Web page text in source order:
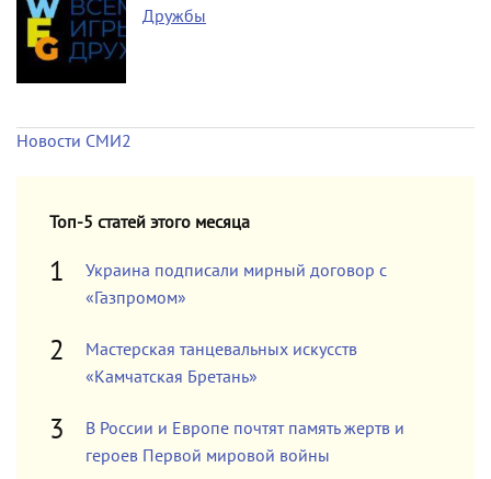
Дружбы
Новости СМИ2
Топ-5 статей этого месяца
Украина подписали мирный договор с
«Газпромом»
Мастерская танцевальных искусств
«Камчатская Бретань»
В России и Европе почтят память жертв и
героев Первой мировой войны